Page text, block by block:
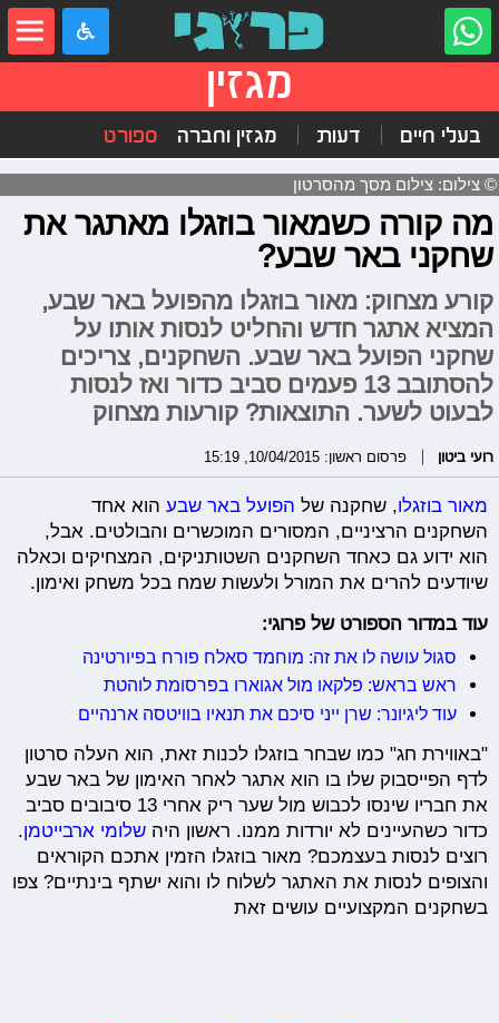
מגזין
בעלי חיים דעות מגזין וחברה ספורט
© צילום: צילום מסך מהסרטון
מה קורה כשמאור בוזגלו מאתגר את
שחקני באר שבע?
קורע מצחוק: מאור בוזגלו מהפועל באר שבע,
המציא אתגר חדש והחליט לנסות אותו על
שחקני הפועל באר שבע. השחקנים, צריכים
להסתובב 13 פעמים סביב כדור ואז לנסות
לבעוט לשער. התוצאות? קורעות מצחוק
רועי ביטון פרסום ראשון: 10/04/2015, 15:19
מאור בוזגלו, שחקנה של הפועל באר שבע הוא אחד
השחקנים הרציניים, המסורים המוכשרים והבולטים. אבל,
הוא ידוע גם כאחד השחקנים השטותניקים, המצחיקים וכאלה
שיודעים להרים את המורל ולעשות שמח בכל משחק ואימון.
עוד במדור הספורט של פרוגי:
סגול עושה לו את זה: מוחמד סאלח פורח בפיורטינה
ראש בראש: פלקאו מול אגוארו בפרסומת לוהטת
עוד ליגיונר: שרן ייני סיכם את תנאיו בוויטסה ארנהיים
"באווירת חג" כמו שבחר בוזגלו לכנות זאת, הוא העלה סרטון
לדף הפייסבוק שלו בו הוא אתגר לאחר האימון של באר שבע
את חבריו שינסו לכבוש מול שער ריק אחרי 13 סיבובים סביב
כדור כשהעיינים לא יורדות ממנו. ראשון היהשלומי ארבייטמן.
רוצים לנסות בעצמכם? מאור בוזגלו הזמין אתכם הקוראים
והצופים לנסות את האתגר לשלוח לו והוא ישתף בינתיים? צפו
בשחקנים המקצועיים עושים זאת